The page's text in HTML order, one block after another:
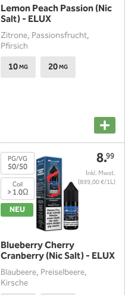
Lemon Peach Passion (Nic
Salt) - ELUX
Zitrone, Passionsfrucht,
Pfirsich
10MG 20MG
8.99
(899,00 €/1L)
PG/VG
50/50
Coil
> 1.0Ω
NEU
Blueberry Cherry
Cranberry (Nic Salt) - ELUX
Blaubeere, Preiselbeere,
Kirsche